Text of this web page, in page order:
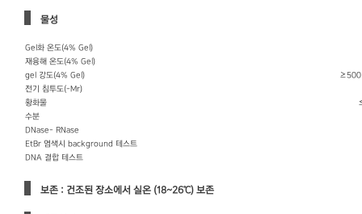
물성
Gel화 온도(4% Gel)
재융해 온도(4% Gel)
gel 강도(4% Gel)
전기 침투도(-Mr)
황화물
수분
DNase- RNase
EtBr 염색시 background 테스트
DNA 결합 테스트
보존 : 건조된 장소에서 실온 (18~26℃) 보존